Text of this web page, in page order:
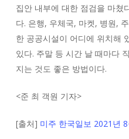
집안 내부에 대한 점검을 마쳤
다. 은행, 우체국, 마켓, 병원,
한 공공시설이 어디에 위치해
있다. 주말 등 시간 날 때마다
지는 것도 좋은 방법이다.
<준 최 객원 기자>
[출처] 미주 한국일보 2021년